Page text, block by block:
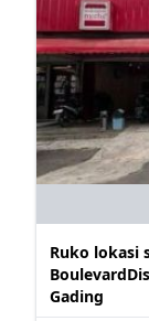
Ruko lokasi
Gading